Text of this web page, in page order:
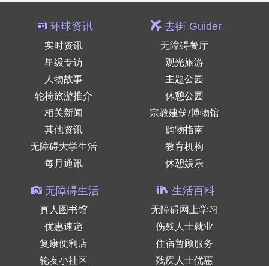
环球资讯
实时资讯
星级专访
人物故事
轮椅旅游推介
相关新闻
其他资讯
无障碍大学生活
每月通讯
去街 Guider
无障碍餐厅
观光旅游
主题公园
休憩公园
宗教建筑/博物馆
购物指南
教育机构
休憩娱乐
无障碍生活
真人图书馆
优惠速递
复康便利店
轮友小社区
生活百科
无障碍网上学习
伤残人士就业
住宿暂顾服务
残疾人士优惠